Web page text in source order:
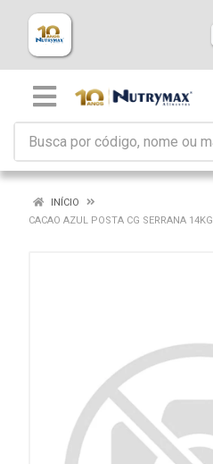
INÍCIO
CACAO AZUL POSTA CG SERRANA 14KG